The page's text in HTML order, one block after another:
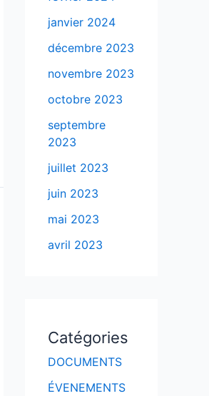
janvier 2024
décembre 2023
novembre 2023
octobre 2023
septembre
2023
juillet 2023
juin 2023
mai 2023
avril 2023
Catégories
DOCUMENTS
ÉVENEMENTS